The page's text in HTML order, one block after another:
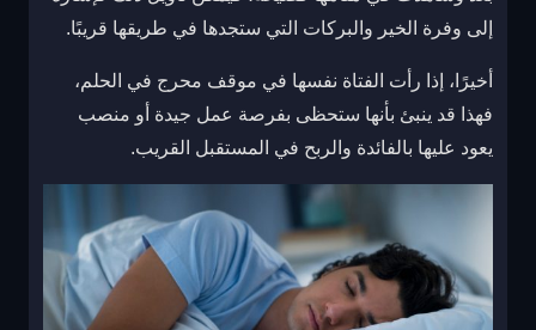
إلى وفرة الخير والبركات التي ستجدها في طريقها قريبًا.
أخيرًا، إذا رأت الفتاة نفسها في موقف محرج في الحلم،
فهذا قد ينبئ بأنها ستحظى بفرصة عمل جيدة أو منصب
يعود عليها بالفائدة والربح في المستقبل القريب.